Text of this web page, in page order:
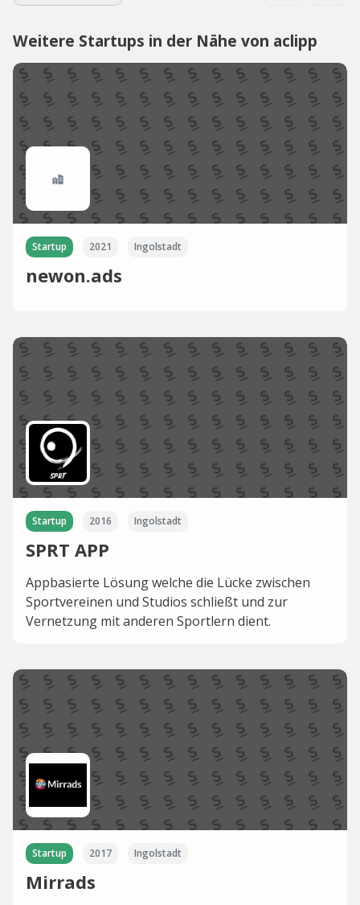
Weitere Startups in der Nähe von aclipp
Startup 2021 Ingolstadt
newon.ads
Startup 2016 Ingolstadt
SPRT APP
Appbasierte Lösung welche die Lücke zwischen
Sportvereinen und Studios schließt und zur
Vernetzung mit anderen Sportlern dient.
Startup 2017 Ingolstadt
Mirrads